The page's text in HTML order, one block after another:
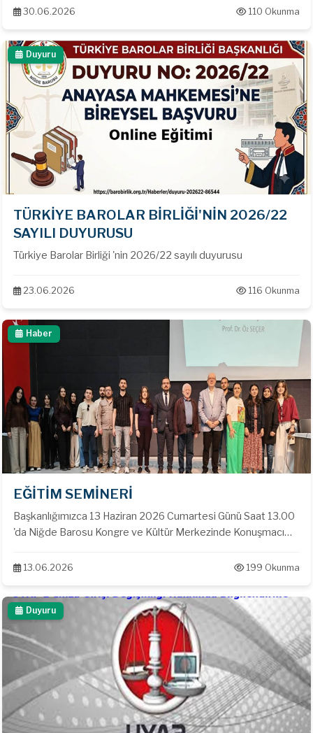
30.06.2026 110 Okunma
Duyuru
TÜRKİYE BAROLAR BİRLİĞİ'NİN 2026/22
SAYILI DUYURUSU
Türkiye Barolar Birliği 'nin 2026/22 sayılı duyurusu
23.06.2026 116 Okunma
Haber
EĞİTİM SEMİNERİ
Başkanlığımızca 13 Haziran 2026 Cumartesi Günü Saat 13.00
'da Niğde Barosu Kongre ve Kültür Merkezinde Konuşmacı
SEÇER 'in katımları ile '' Arsa Payı Karşılığı İnşaat Sözleşmesi ''
13.06.2026 199 Okunma
Duyuru